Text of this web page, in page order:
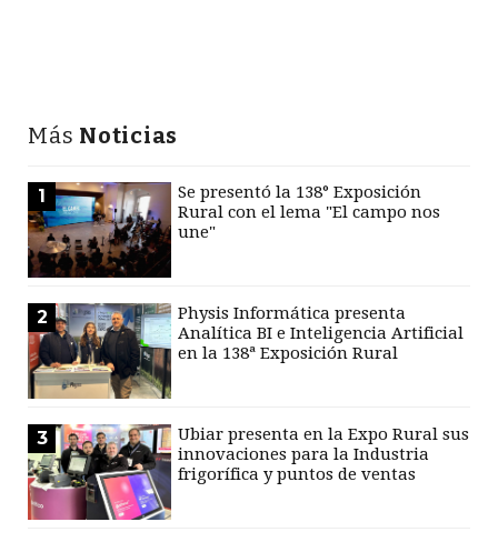
Más Noticias
1
Se presentó la 138° Exposición
Rural con el lema "El campo nos
une"
2
Physis Informática presenta
Analítica BI e Inteligencia Artificial
en la 138ª Exposición Rural
3
Ubiar presenta en la Expo Rural sus
innovaciones para la Industria
frigorífica y puntos de ventas